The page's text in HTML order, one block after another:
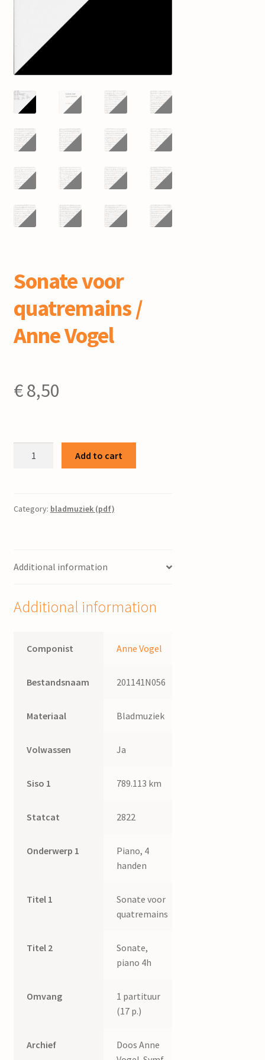
Sonate voor
quatremains /
Anne Vogel
€8,50
Anne
Add to cart
Category: bladmuziek (pdf)
Additional information
Additional information
Componist Anne Vogel
Bestandsnaam 201141N056
Materiaal Bladmuziek
Volwassen Ja
Siso 1 789.113 km
Statcat 2822
Onderwerp 1
Piano, 4
handen
Titel 1
Sonate voor
quatremains
Titel 2
Sonate,
piano 4h
Omvang
1 partituur
(17 p.)
Archief
Doos Anne